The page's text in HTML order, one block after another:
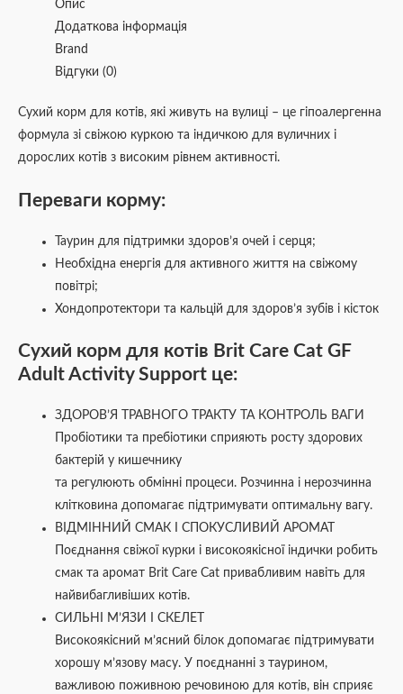
Опис
Додаткова інформація
Brand
Відгуки (0)
Сухий корм для котів, які живуть на вулиці – це гіпоалергенна
формула зі свіжою куркою та індичкою для вуличних і
дорослих котів з високим рівнем активності.
Переваги корму:
Таурин для підтримки здоров’я очей і серця;
Необхідна енергія для активного життя на свіжому
повітрі;
Хондопротектори та кальцій для здоров’я зубів і кісток
Сухий корм для котів Brit Care Cat GF
Adult Activity Support це:
ЗДОРОВ’Я ТРАВНОГО ТРАКТУ ТА КОНТРОЛЬ ВАГИ
Пробіотики та пребіотики сприяють росту здорових
бактерій у кишечнику
та регулюють обмінні процеси. Розчинна і нерозчинна
клітковина допомагає підтримувати оптимальну вагу.
ВІДМІННИЙ СМАК І СПОКУСЛИВИЙ АРОМАТ
Поєднання свіжої курки і високоякісної індички робить
смак та аромат Brit Care Cat привабливим навіть для
найвибагливіших котів.
СИЛЬНІ М’ЯЗИ І СКЕЛЕТ
Високоякісний м’ясний білок допомагає підтримувати
хорошу м’язову масу. У поєднанні з таурином,
важливою поживною речовиною для котів, він сприяє